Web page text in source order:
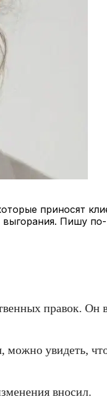
приносят
Пишу
правок.
увидеть,
вносил.